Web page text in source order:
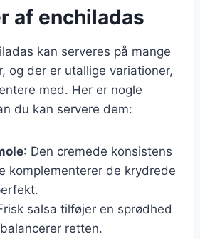
af enchiladas
kan serveres på mange
og der er utallige variationer,
med. Her er nogle
du kan servere dem:
: Den cremede konsistens
komplementerer de krydrede
salsa tilføjer en sprødhed
retten.